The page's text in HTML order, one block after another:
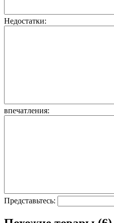
Недостатки:
впечатления:
Представьтесь: